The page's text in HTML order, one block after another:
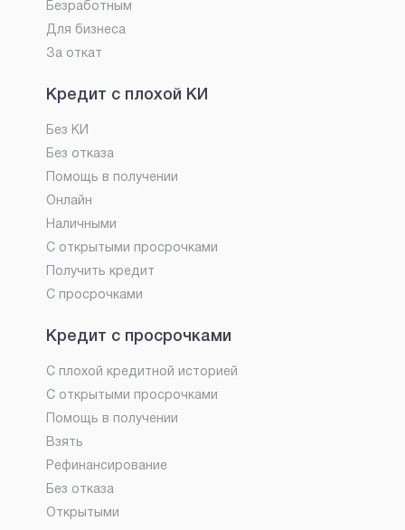
Безработным
Для бизнеса
За откат
Кредит с плохой КИ
Без КИ
Без отказа
Помощь в получении
Онлайн
Наличными
С открытыми просрочками
Получить кредит
С просрочками
Кредит с просрочками
С плохой кредитной историей
С открытыми просрочками
Помощь в получении
Взять
Рефинансирование
Без отказа
Открытыми